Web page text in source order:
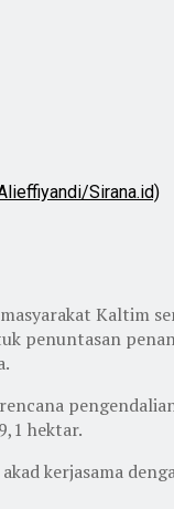
Sirana.id)
Kaltim
penuntasan
hektar.
kerjasama